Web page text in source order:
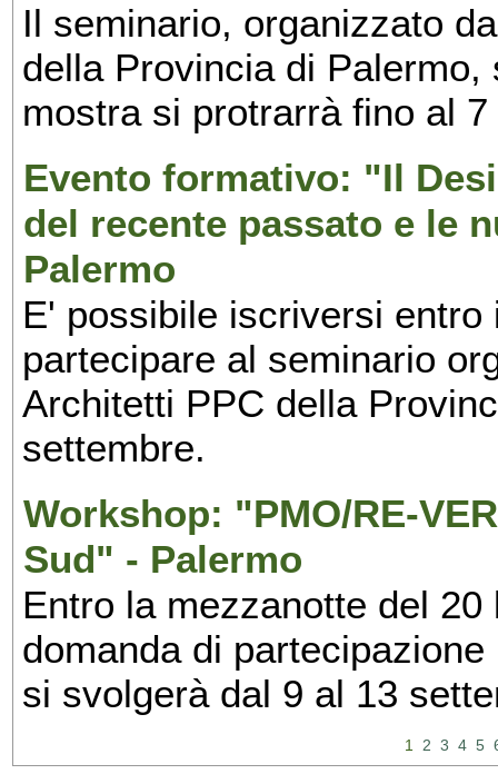
Il seminario, organizzato
della Provincia di
mostra si protrarrà fino al
Evento formativo: "Il
del recente passato e le
Palermo
E' possibile iscriversi
partecipare al seminario
Architetti PPC della
settembre.
Workshop: "PMO/RE-
Sud" - Palermo
Entro la mezzanotte del
domanda di
si svolgerà dal 9 al 13
1 2 3 4 5